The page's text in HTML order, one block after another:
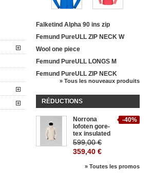
Falketind Alpha 90 ins zip
Femund PureULL ZIP NECK W
Wool one piece
Femund PureULL LONGS M
Femund PureULL ZIP NECK
» Tous les nouveaux produits
RÉDUCTIONS
-40%
Norrona
lofoten gore-
tex insulated
599,00 €
359,40 €
» Toutes les promos